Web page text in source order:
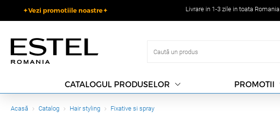
✦Vezi promotiile noastre✦ Livrare in 1-3 zile in toata Romania
CATALOGUL PRODUSELOR PROMOTII
Acasă Catalog Hair styling Fixative si spray